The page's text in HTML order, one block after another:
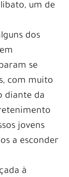
um de
dos
se
com muito
diante da
jovens
a esconder
à